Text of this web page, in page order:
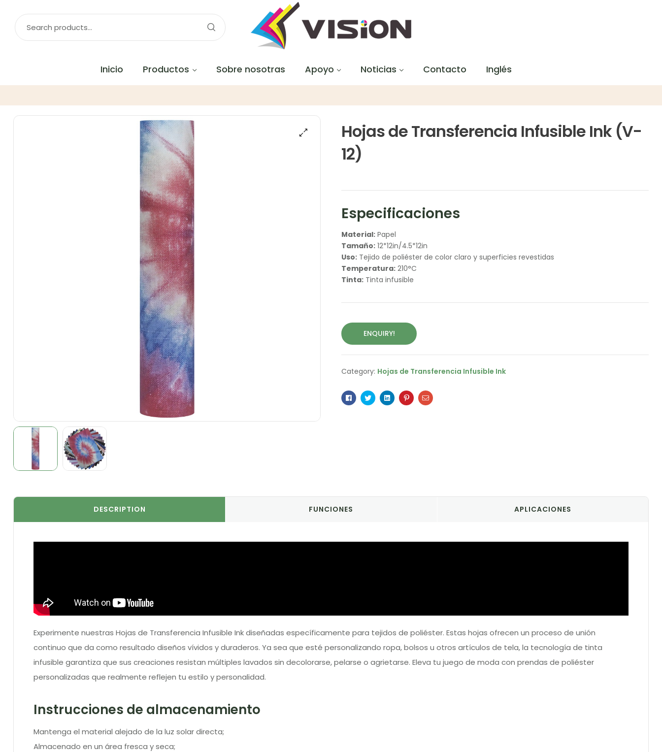
Inicio Productos Sobre nosotras Apoyo Noticias Contacto Inglés
Hojas de Transferencia Infusible Ink (V-
12)
Especificaciones
Material:Papel
Tamaño:12*12in/4.5*12in
Uso:Tejido de poliéster de color claro y superficies revestidas
Temperatura:210°C
Tinta:Tinta infusible
ENQUIRY!
Category: Hojas de Transferencia Infusible Ink
Facebook
TwitterLinkedinPinterestEmail
DESCRIPTION FUNCIONES APLICACIONES
Experimente nuestras Hojas de Transferencia Infusible Ink diseñadas específicamente para tejidos de poliéster. Estas hojas ofrecen un proceso de unión
continuo que da como resultado diseños vívidos y duraderos. Ya sea que esté personalizando ropa, bolsos u otros artículos de tela, la tecnología de tinta
infusible garantiza que sus creaciones resistan múltiples lavados sin decolorarse, pelarse o agrietarse. Eleva tu juego de moda con prendas de poliéster
personalizadas que realmente reflejen tu estilo y personalidad.
Instrucciones de almacenamiento
Mantenga el material alejado de la luz solar directa;
Almacenado en un área fresca y seca;